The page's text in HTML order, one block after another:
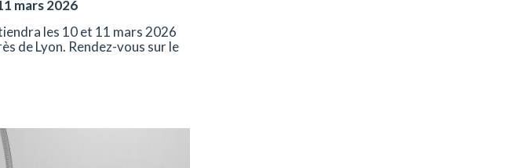
mars 2026
les 10 et 11 mars 2026
de Lyon. Rendez-vous sur le